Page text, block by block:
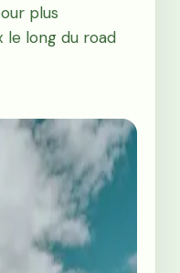
plus
le long du road